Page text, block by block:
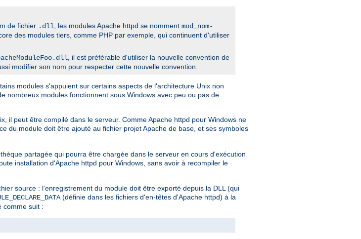
de fichier .dll , les modules Apache httpd se nomment mod_nom-
des modules tiers, comme PHP par exemple, qui continuent d'utiliser
, il est préférable d'utiliser la nouvelle convention de
modifier son nom pour respecter cette nouvelle convention.
modules s'appuient sur certains aspects de l'architecture Unix non
nombreux modules fonctionnent sous Windows avec peu ou pas de
il peut être compilé dans le serveur. Comme Apache httpd pour Windows ne
du module doit être ajouté au fichier projet Apache de base, et ses symboles
partagée qui pourra être chargée dans le serveur en cours d'exécution
installation d'Apache httpd pour Windows, sans avoir à recompiler le
source : l'enregistrement du module doit être exporté depuis la DLL (qui
(définie dans les fichiers d'en-têtes d'Apache httpd) à la
comme suit :